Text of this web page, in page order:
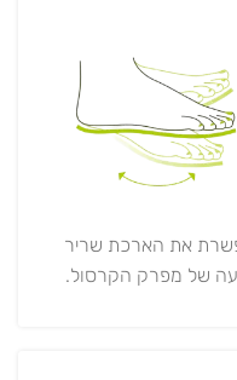
את הארכת שריר
של מפרק הקרסול.